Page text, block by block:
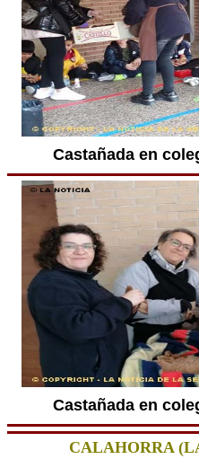
Castañada en
Castañada en
CALAHORRA